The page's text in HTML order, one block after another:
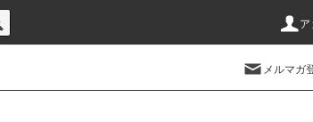
メルマガ